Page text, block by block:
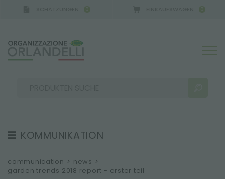
0 0
KOMMUNIKATION
TESTIMONIAL
NEWS
communication > news >
garden trends 2018 report - erster teil